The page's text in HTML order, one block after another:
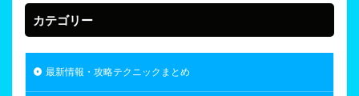
カテゴリー
最新情報・攻略テクニックまとめ